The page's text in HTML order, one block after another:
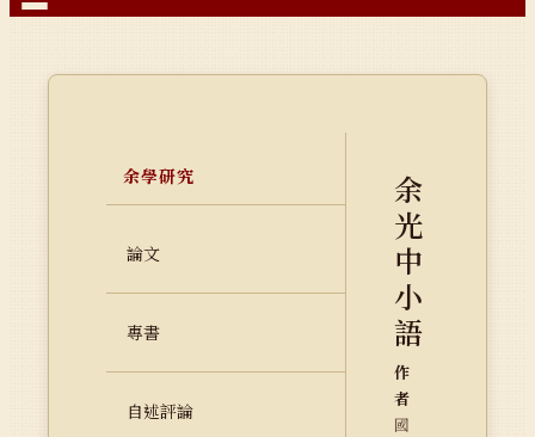
余學研究
論文
專書
自述評論
余
光
中
小
語
作
者
國